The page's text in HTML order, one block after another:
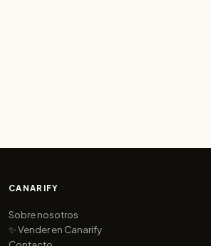
CANARIFY
Sobre nosotros
✨ Vender en Canarify